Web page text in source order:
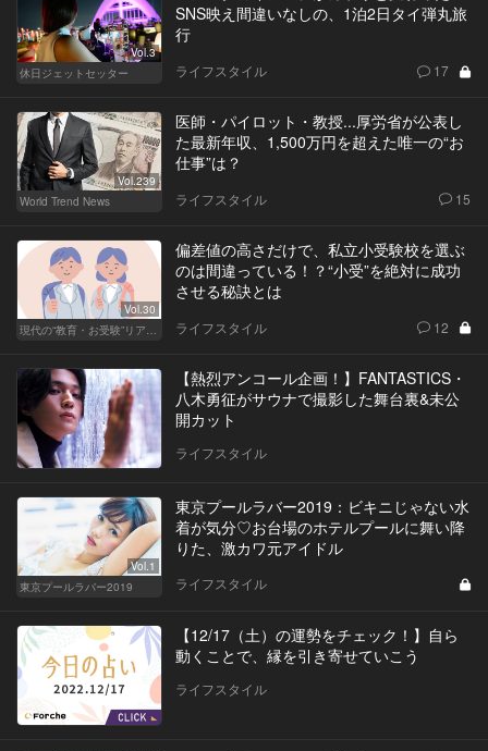
Vol.3
休日ジェットセッター
SNS映え間違いなしの、1泊2日タイ弾丸旅
行
ライフスタイル 17
Vol.239
World Trend News
医師・パイロット・教授...厚労省が公表し
た最新年収、1,500万円を超えた唯一の“お
仕事”は？
ライフスタイル 15
Vol.30
現代の“教育・お受験”リアルドキュメント
偏差値の高さだけで、私立小受験校を選ぶ
のは間違っている！？“小受”を絶対に成功
させる秘訣とは
ライフスタイル 12
【熱烈アンコール企画！】FANTASTICS・
八木勇征がサウナで撮影した舞台裏&未公
開カット
ライフスタイル
Vol.1
東京プールラバー2019
東京プールラバー2019：ビキニじゃない水
着が気分♡お台場のホテルプールに舞い降
りた、激カワ元アイドル
ライフスタイル
【12/17（土）の運勢をチェック！】自ら
動くことで、縁を引き寄せていこう
ライフスタイル